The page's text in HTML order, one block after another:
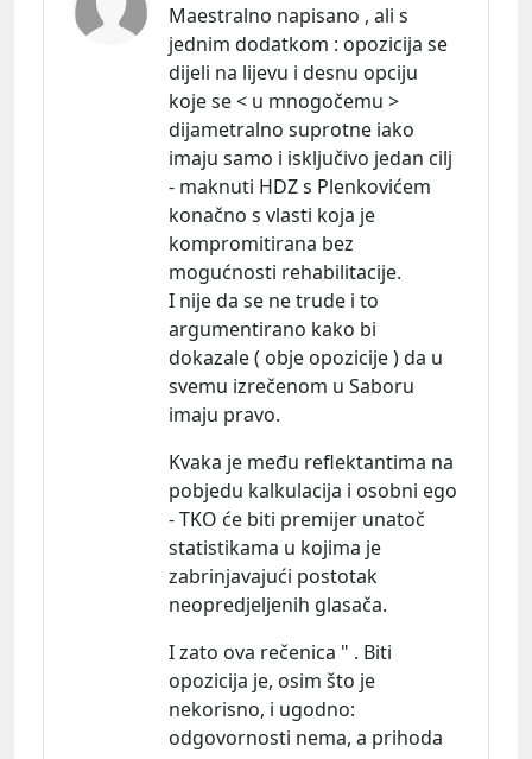
Maestralno napisano , ali s
jednim dodatkom : opozicija se
dijeli na lijevu i desnu opciju
koje se < u mnogočemu >
dijametralno suprotne iako
imaju samo i isključivo jedan cilj
- maknuti HDZ s Plenkovićem
konačno s vlasti koja je
kompromitirana bez
mogućnosti rehabilitacije.
I nije da se ne trude i to
argumentirano kako bi
dokazale ( obje opozicije ) da u
svemu izrečenom u Saboru
imaju pravo.
Kvaka je među reflektantima na
pobjedu kalkulacija i osobni ego
- TKO će biti premijer unatoč
statistikama u kojima je
zabrinjavajući postotak
neopredjeljenih glasača.
I zato ova rečenica " . Biti
opozicija je, osim što je
nekorisno, i ugodno:
odgovornosti nema, a prihoda